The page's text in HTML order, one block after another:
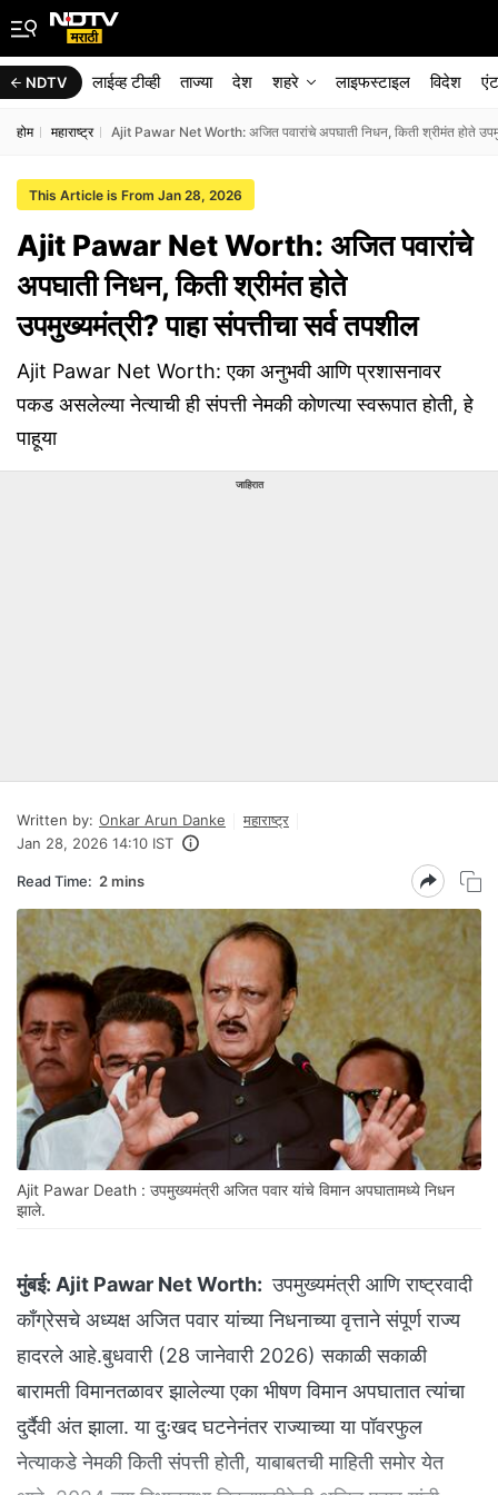
NDTV लाईव्ह टीव्ही ताज्या देश शहरे लाइफस्टाइल विदेश
होम महाराष्ट्र Ajit Pawar Net Worth: अजित पवारांचे अपघाती निधन, किती श्रीमंत होते
This Article is From Jan 28, 2026
Ajit Pawar Net Worth: अजित पवारांचे
अपघाती निधन, किती श्रीमंत होते
उपमुख्यमंत्री? पाहा संपत्तीचा सर्व तपशील
Ajit Pawar Net Worth: एका अनुभवी आणि प्रशासनावर
पकड असलेल्या नेत्याची ही संपत्ती नेमकी कोणत्या स्वरूपात होती, हे
पाहूया
जाहिरात
Written by: Onkar Arun Danke
महाराष्ट्र
Jan 28, 2026 14:10 IST
Read Time: 2 mins
Ajit Pawar Death : उपमुख्यमंत्री अजित पवार यांचे विमान अपघातामध्ये निधन
झाले.
मुंबई: Ajit Pawar Net Worth: उपमुख्यमंत्री आणि राष्ट्रवादी
काँग्रेसचे अध्यक्ष अजित पवार यांच्या निधनाच्या वृत्ताने संपूर्ण राज्य
हादरले आहे.बुधवारी (28 जानेवारी 2026) सकाळी सकाळी
बारामती विमानतळावर झालेल्या एका भीषण विमान अपघातात त्यांचा
दुर्दैवी अंत झाला. या दुःखद घटनेनंतर राज्याच्या या पॉवरफुल
नेत्याकडे नेमकी किती संपत्ती होती, याबाबतची माहिती समोर येत